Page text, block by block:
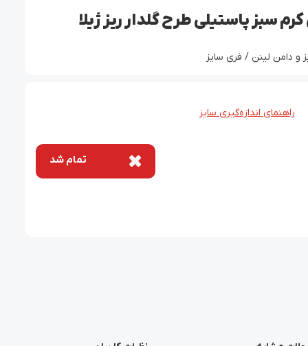
سبز پاستیلی طرح گلدار ریز ژیلا
دامن لینن / فری سایز
راهنمای اندازه‌گیری سایز
تمام شد